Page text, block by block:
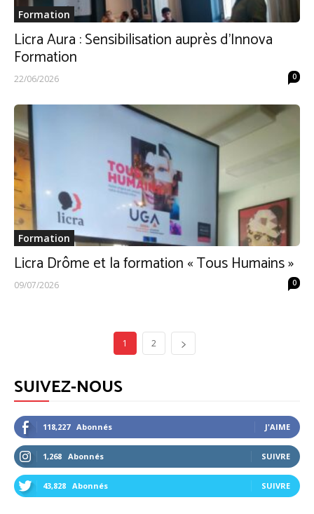
Formation
Licra Aura : Sensibilisation auprès d’Innova
Formation
22/06/2026 0
Formation
Licra Drôme et la formation « Tous Humains »
09/07/2026 0
1 2
SUIVEZ-NOUS
118,227 Abonnés J'AIME
1,268 Abonnés SUIVRE
43,828 Abonnés SUIVRE